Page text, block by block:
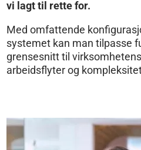
vi lagt til rette for.
Med omfattende
systemet kan man tilpasse
grensesnitt til
arbeidsflyter og